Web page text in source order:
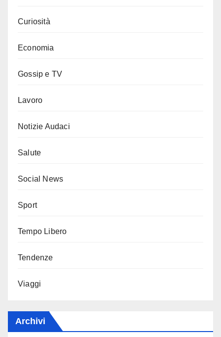
Curiosità
Economia
Gossip e TV
Lavoro
Notizie Audaci
Salute
Social News
Sport
Tempo Libero
Tendenze
Viaggi
Archivi